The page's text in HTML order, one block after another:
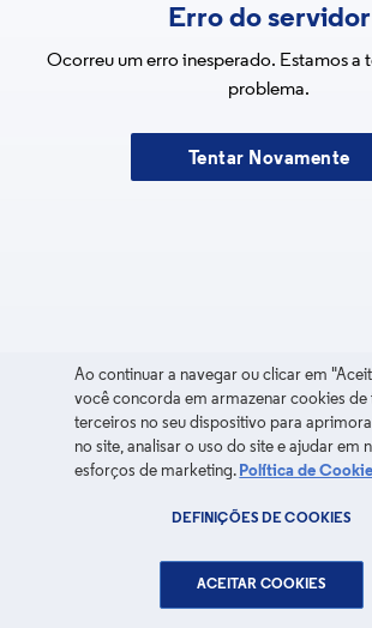
Erro do servidor
Ocorreu um erro inesperado. Estamos a
problema.
Tentar Novamente
Ao continuar a navegar ou clicar em
você concorda em armazenar cookies de
terceiros no seu dispositivo para
no site, analisar o uso do site e ajudar em
esforços de marketing. Política de
DEFINIÇÕES DE COOKIES
ACEITAR COOKIES